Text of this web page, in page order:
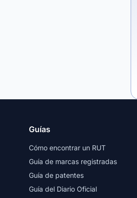
Guías
Cómo encontrar un RUT
Guía de marcas registradas
Guía de patentes
Guía del Diario Oficial